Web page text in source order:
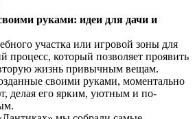
руками: идеи для дачи и
участка или игровой зоны для
процесс, который позволяет проявить
жизнь привычным вещам.
своими руками, моментально
делая его ярким, уютным и по-